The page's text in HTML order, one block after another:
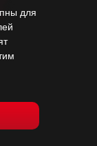
для